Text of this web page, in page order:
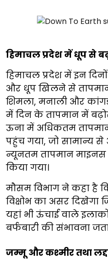
हिमाचल प्रदेश में धूप से
हिमाचल प्रदेश में इन
और धूप खिलने से तापमान
शिमला, मनाली और
में दिन के तापमान में
ऊना में अधिकतम
पहुंच गया, जो सामान्य से
न्यूनतम तापमान माइनस
किया गया।
मौसम विभाग ने कहा है
विक्षोभ का असर दिखेगा
यहां भी ऊंचाई वाले
बर्फबारी की संभावना
जम्मू और कश्मीर तथा